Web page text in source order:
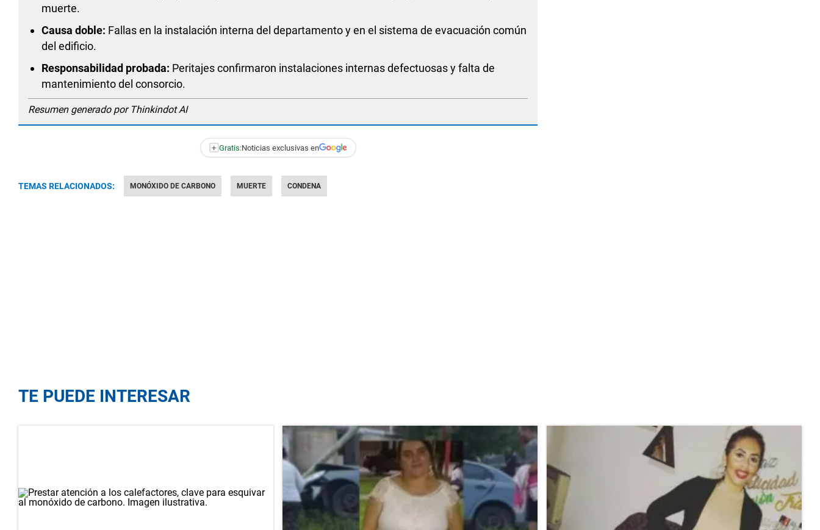
muerte.
Causa doble: Fallas en la instalación interna del departamento y en el sistema de evacuación común
del edificio.
Responsabilidad probada: Peritajes confirmaron instalaciones internas defectuosas y falta de
mantenimiento del consorcio.
Resumen generado por Thinkindot AI
+ Gratis:Noticias exclusivas en
TEMAS RELACIONADOS: MONÓXIDO DE CARBONO MUERTE CONDENA
TE PUEDE INTERESAR